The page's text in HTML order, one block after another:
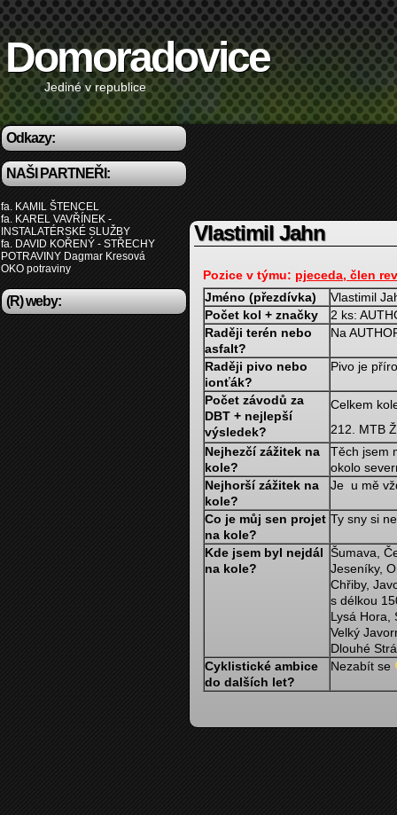
Domoradovice
Jediné v republice
Odkazy:
NAŠI PARTNEŘI:
fa. KAMIL ŠTENCEL
fa. KAREL VAVŘÍNEK -
INSTALATÉRSKÉ SLUŽBY
fa. DAVID KOŘENÝ - STŘECHY
POTRAVINY Dagmar Kresová
OKO potraviny
(R) weby:
Vlastimil Jahn
Pozice v týmu: pjeceda, člen
Jméno (přezdívka)
Vlastimil
Počet kol + značky
2 ks:
Raději terén nebo
asfalt?
Na
Raději pivo nebo
ionťák?
Pivo je
Počet závodů za
DBT + nejlepší
výsledek?
Celkem
212. MTB
Nejhezčí zážitek na
kole?
Těch jsem
okolo
Nejhorší zážitek na
kole?
Je u mě
Co je můj sen projet
na kole?
Ty sny si
Kde jsem byl nejdál
na kole?
Šumava,
Jeseníky,
Chřiby,
s délkou
Lysá Hora,
Velký
Dlouhé
Cyklistické ambice
do dalších let?
Nezabít se